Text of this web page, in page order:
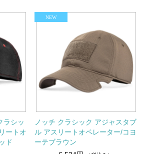
ラシッ
ートオ
ド
ノッチ クラシック アジャスタブ
ル アスリートオペレーター/コヨ
ーテブラウン